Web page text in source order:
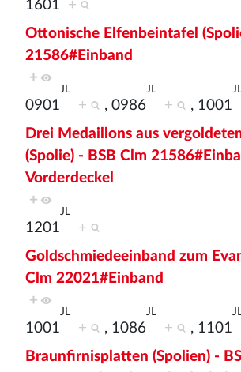
1601 +
Ottonische Elfenbeintafel
21586#Einband
+
0901
JL
+ , 0986
JL
+ , 1001
Drei Medaillons aus
(Spolie) - BSB Clm
Vorderdeckel
+
1201
JL
+
Goldschmiedeeinband zum
Clm 22021#Einband
+
1001
JL
+ , 1086
JL
+ , 1101
Braunfirnisplatten (Spolien) -